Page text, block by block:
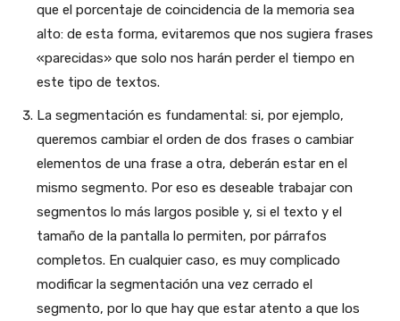
que el porcentaje de coincidencia de la memoria sea
alto: de esta forma, evitaremos que nos sugiera frases
«parecidas» que solo nos harán perder el tiempo en
este tipo de textos.
La segmentación es fundamental: si, por ejemplo,
queremos cambiar el orden de dos frases o cambiar
elementos de una frase a otra, deberán estar en el
mismo segmento. Por eso es deseable trabajar con
segmentos lo más largos posible y, si el texto y el
tamaño de la pantalla lo permiten, por párrafos
completos. En cualquier caso, es muy complicado
modificar la segmentación una vez cerrado el
segmento, por lo que hay que estar atento a que los